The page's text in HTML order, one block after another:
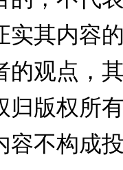
实其内容
的观点，
归版权所
容不构成